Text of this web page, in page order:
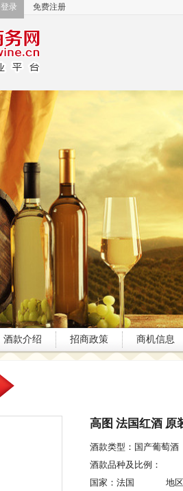
登录 免费注册
酒款介绍 招商政策 商机信息
高图 法国红酒 原
酒款类型：国产葡萄酒
酒款品种及比例：
国家： 法国
地